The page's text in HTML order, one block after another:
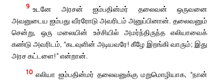
9 உடனே அரசன் ஐம்பதின்மர் தலைவன் ஒருவனை
அவனுடைய ஐம்பது வீரரோடு அவரிடம் அனுப்பினான். தலைவனும்
சென்று, ஒரு மலையின் உச்சியில் அமர்ந்திருந்த எலியாவைக்
கண்டு அவரிடம், “கடவுளின் அடியவரே! கீழே இறங்கி வாரும்; இது
அரச கட்டளை!” என்றான்.
10 எலியா ஐம்பதின்மர் தலைவனுக்கு மறுமொழியாக, “நான்